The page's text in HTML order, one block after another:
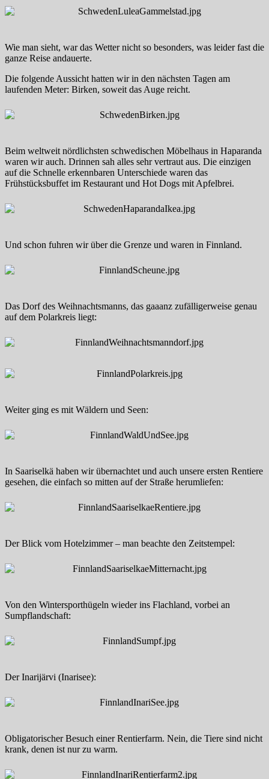
Wie man sieht, war das Wetter nicht so besonders, was leider fast die
ganze Reise andauerte.
Die folgende Aussicht hatten wir in den nächsten Tagen am
laufenden Meter: Birken, soweit das Auge reicht.
Beim weltweit nördlichsten schwedischen Möbelhaus in Haparanda
waren wir auch. Drinnen sah alles sehr vertraut aus. Die einzigen
auf die Schnelle erkennbaren Unterschiede waren das
Frühstücksbuffet im Restaurant und Hot Dogs mit Apfelbrei.
Und schon fuhren wir über die Grenze und waren in Finnland.
Das Dorf des Weihnachtsmanns, das gaaanz zufälligerweise genau
auf dem Polarkreis liegt:
Weiter ging es mit Wäldern und Seen:
In Saariselkä haben wir übernachtet und auch unsere ersten Rentiere
gesehen, die einfach so mitten auf der Straße herumliefen:
Der Blick vom Hotelzimmer – man beachte den Zeitstempel:
Von den Wintersporthügeln wieder ins Flachland, vorbei an
Sumpflandschaft:
Der Inarijärvi (Inarisee):
Obligatorischer Besuch einer Rentierfarm. Nein, die Tiere sind nicht
krank, denen ist nur zu warm.